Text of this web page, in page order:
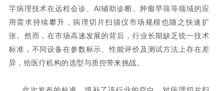
字病理技术在远程会诊、AI辅助诊断、肿瘤早筛等领域的应
用需求持续攀升，病理切片扫描仪市场规模也随之快速扩
张。然而，在市场高速发展的背后，行业长期缺乏统一技术
标准，不同设备在参数标示、性能评价及测试方法上存在差
异，给医疗机构的选型与质控带来挑战。